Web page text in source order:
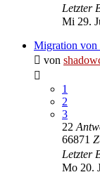
Letzter
Mi 29.
Migration von
von
1
2
3
22
66871
Letzter
Mo 20.